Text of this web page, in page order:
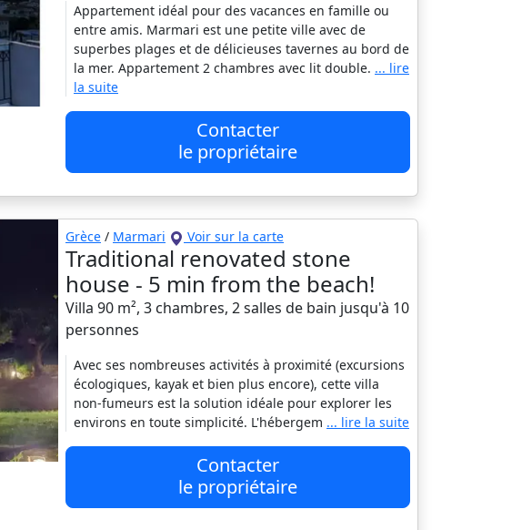
Appartement idéal pour des vacances en famille ou
entre amis. Marmari est une petite ville avec de
superbes plages et de délicieuses tavernes au bord de
la mer. Appartement 2 chambres avec lit double. ... lire
la suite
Contacter
le propriétaire
Grèce / Marmari Voir sur la carte
Traditional renovated stone
house - 5 min from the beach!
Villa 90 m², 3 chambres, 2 salles de bain jusqu'à 10
personnes
Avec ses nombreuses activités à proximité (excursions
écologiques, kayak et bien plus encore), cette villa
non-fumeurs est la solution idéale pour explorer les
environs en toute simplicité. L'hébergem ... lire la suite
Contacter
le propriétaire